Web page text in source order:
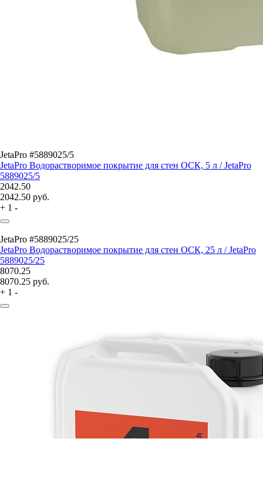
JetaPro #5889025/5
JetaPro Водорастворимое покрытие для стен ОСК, 5 л / JetaPro
5889025/5
2042.50
2042.50 руб.
+ 1 -
JetaPro #5889025/25
JetaPro Водорастворимое покрытие для стен ОСК, 25 л / JetaPro
5889025/25
8070.25
8070.25 руб.
+ 1 -